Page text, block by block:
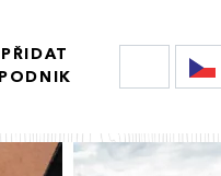
PŘIDAT
PODNIK